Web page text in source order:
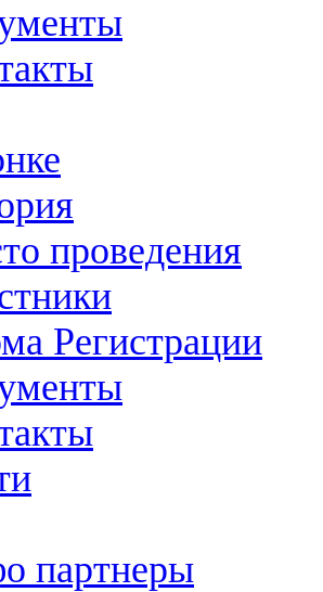
проведения
Регистрации
партнеры